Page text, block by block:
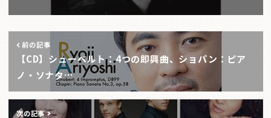
前の記事
【CD】シューベルト：4つの即興曲、ショパン：ピア
ノ・ソナタ…
次の記事